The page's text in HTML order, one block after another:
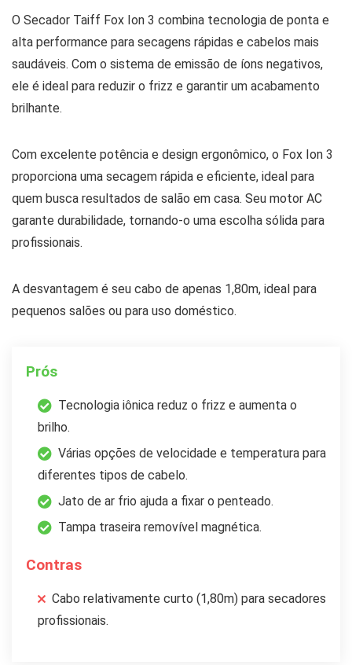
O Secador Taiff Fox Ion 3 combina tecnologia de ponta e
alta performance para secagens rápidas e cabelos mais
saudáveis. Com o sistema de emissão de íons negativos,
ele é ideal para reduzir o frizz e garantir um acabamento
brilhante.
Com excelente potência e design ergonômico, o Fox Ion 3
proporciona uma secagem rápida e eficiente, ideal para
quem busca resultados de salão em casa. Seu motor AC
garante durabilidade, tornando-o uma escolha sólida para
profissionais.
A desvantagem é seu cabo de apenas 1,80m, ideal para
pequenos salões ou para uso doméstico.
Prós
Tecnologia iônica reduz o frizz e aumenta o
brilho.
Várias opções de velocidade e temperatura para
diferentes tipos de cabelo.
Jato de ar frio ajuda a fixar o penteado.
Tampa traseira removível magnética.
Contras
Cabo relativamente curto (1,80m) para secadores
profissionais.